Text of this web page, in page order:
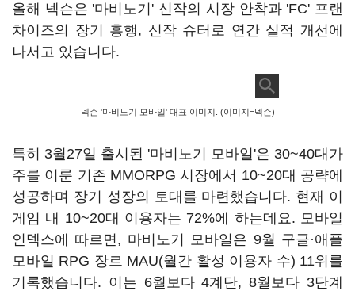
올해 넥슨은 '마비노기' 신작의 시장 안착과 'FC' 프랜
차이즈의 장기 흥행, 신작 슈터로 연간 실적 개선에
나서고 있습니다.
넥슨 '마비노기 모바일' 대표 이미지. (이미지=넥슨)
특히 3월27일 출시된 '마비노기 모바일'은 30~40대가
주를 이룬 기존 MMORPG 시장에서 10~20대 공략에
성공하며 장기 성장의 토대를 마련했습니다. 현재 이
게임 내 10~20대 이용자는 72%에 하는데요. 모바일
인덱스에 따르면, 마비노기 모바일은 9월 구글·애플
모바일 RPG 장르 MAU(월간 활성 이용자 수) 11위를
기록했습니다. 이는 6월보다 4계단, 8월보다 3단계